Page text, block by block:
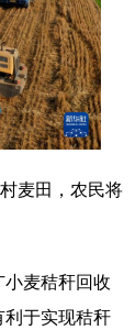
政务
汽车
数字经济
麦田，农民将
麦秸秆回收
于实现秸秆